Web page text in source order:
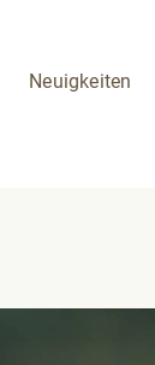
Neuigkeiten